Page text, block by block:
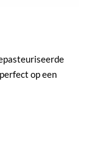
op een